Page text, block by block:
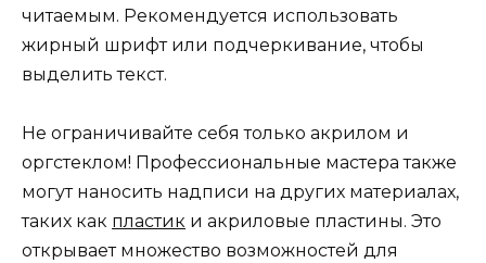
читаемым. Рекомендуется использовать
жирный шрифт или подчеркивание, чтобы
выделить текст.
Не ограничивайте себя только акрилом и
оргстеклом! Профессиональные мастера также
могут наносить надписи на других материалах,
таких как пластик и акриловые пластины. Это
открывает множество возможностей для